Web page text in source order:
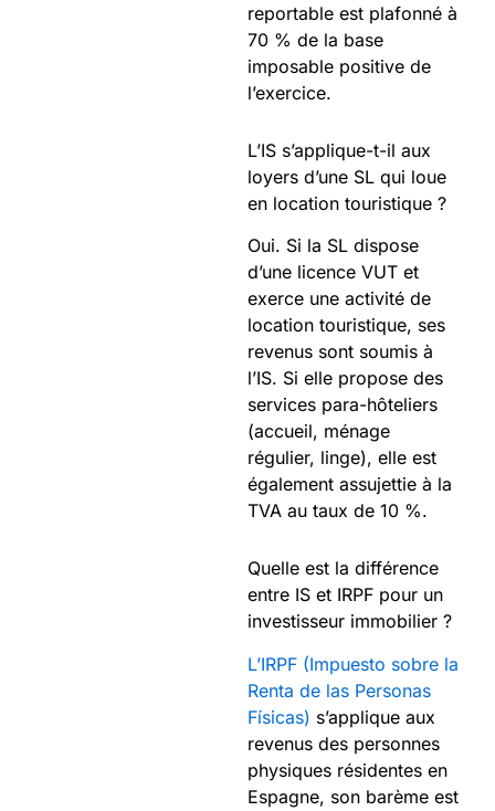
reportable est plafonné à
70 % de la base
imposable positive de
l’exercice.
L’IS s’applique-t-il aux
loyers d’une SL qui loue
en location touristique ?
Oui. Si la SL dispose
d’une licence VUT et
exerce une activité de
location touristique, ses
revenus sont soumis à
l’IS. Si elle propose des
services para-hôteliers
(accueil, ménage
régulier, linge), elle est
également assujettie à la
TVA au taux de 10 %.
Quelle est la différence
entre IS et IRPF pour un
investisseur immobilier ?
L’IRPF (Impuesto sobre la
Renta de las Personas
Físicas) s’applique aux
revenus des personnes
physiques résidentes en
Espagne, son barème est